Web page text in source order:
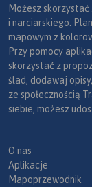
Możesz
i narciarskiego.
mapowym z
Przy pomocy
skorzystać z
ślad, dodawaj
ze społecznością
siebie, możesz
O nas
Aplikacje
Mapoprzewodnik